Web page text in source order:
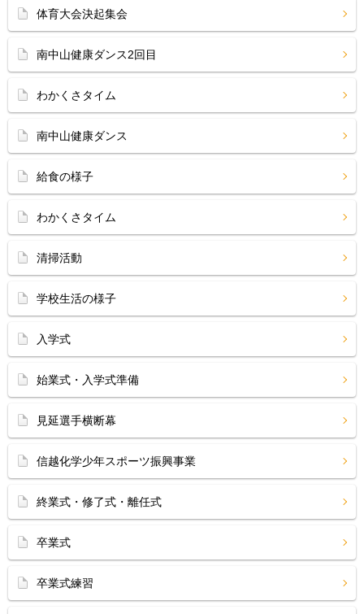
体育大会決起集会
南中山健康ダンス2回目
わかくさタイム
南中山健康ダンス
給食の様子
わかくさタイム
清掃活動
学校生活の様子
入学式
始業式・入学式準備
見延選手横断幕
信越化学少年スポーツ振興事業
終業式・修了式・離任式
卒業式
卒業式練習